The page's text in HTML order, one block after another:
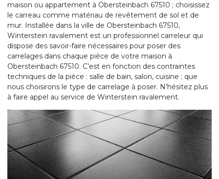
maison ou appartement à Obersteinbach 67510 ; choisissez
le carreau comme matériau de revêtement de sol et de
mur. Installée dans la ville de Obersteinbach 67510,
Winterstein ravalement est un professionnel carreleur qui
dispose des savoir-faire nécessaires pour poser des
carrelages dans chaque pièce de votre maison à
Obersteinbach 67510. C’est en fonction des contraintes
techniques de la pièce : salle de bain, salon, cuisine ; que
nous choisirons le type de carrelage à poser. N’hésitez plus
à faire appel au service de Winterstein ravalement.